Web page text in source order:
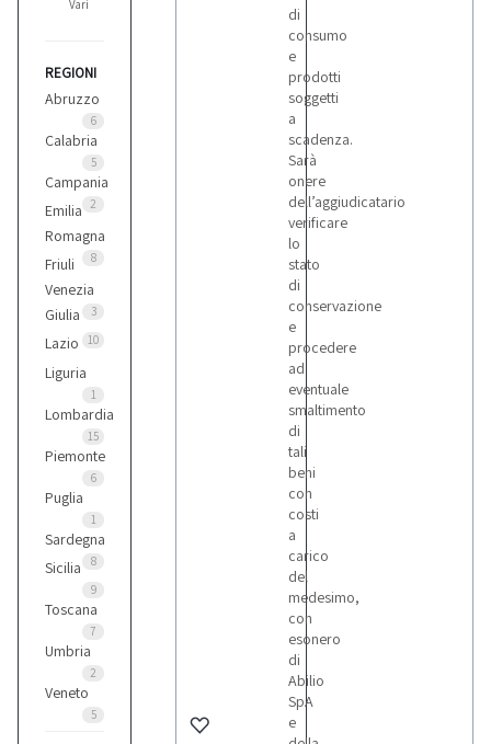
Vari
REGIONI
Abruzzo
6
Calabria
5
Campania
2
Emilia
Romagna
8
Friuli
Venezia
Giulia
3
Lazio 10
Liguria
1
Lombardia
15
Piemonte
6
Puglia
1
Sardegna
8
Sicilia
9
Toscana
7
Umbria
2
Veneto
5
di
consumo
e
prodotti
soggetti
a
scadenza.
Sarà
onere
dell’aggiudicatario
verificare
lo
stato
di
conservazione
e
procedere
ad
eventuale
smaltimento
di
tali
beni
con
costi
a
carico
del
medesimo,
con
esonero
di
Abilio
SpA
e